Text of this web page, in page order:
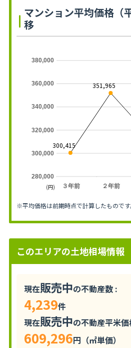
マンション平均価格（
移
３年前 ２年前
280,000
300,000
320,000
340,000
360,000
380,000
300,415
351,965
(円)
※平均価格は前期時点で計算したものです
このエリアの土地相場情報
現在販売中の不動産数 :
4,239件
現在販売中の不動産平米価
609,296円（㎡単価）